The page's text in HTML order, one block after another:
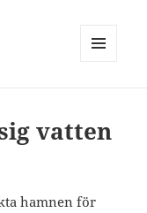
vatten
hamnen för